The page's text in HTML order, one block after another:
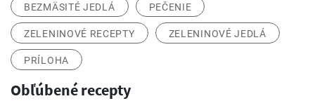
BEZMÄSITÉ JEDLÁ PEČENIE
ZELENINOVÉ RECEPTY ZELENINOVÉ JEDLÁ
PRÍLOHA
Obľúbené recepty